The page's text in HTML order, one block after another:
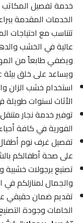
خدمة تفصيل المكاتب
الخدمات المقدمة
تتناسب مع احتياجات
عالية في الخشب
ويضفي طابعاً من
ويساعد على خلق بيئة
استخدام خشب الزان
الأثاث لسنوات طويلة
توفير خدمة نجار متنقل
الفورية في كافة أحياء
تفصيل غرف نوم أطفال
على صحة أطفالكم
تصنيع برجولات خشبية
والجمال لمنازلكم في
تقديم ضمان حقيقي على
الخامات وجودة التصنيع